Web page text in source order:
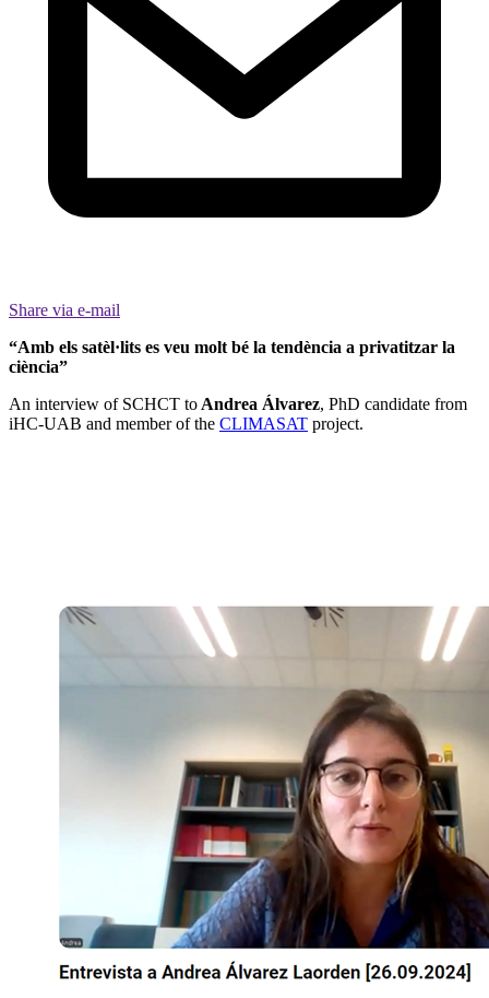
Share via e-mail
“Amb els satèl·lits es veu molt bé la tendència a privatitzar la
ciència”
An interview of SCHCT to Andrea Álvarez, PhD candidate from
iHC-UAB and member of the CLIMASAT project.